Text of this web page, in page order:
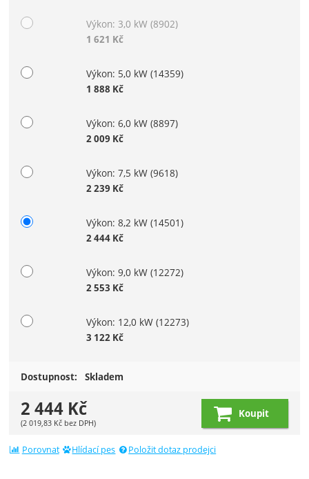
Výkon: 3,0 kW(8902)
1 621 Kč
Výkon: 5,0 kW(14359)
1 888 Kč
Výkon: 6,0 kW(8897)
2 009 Kč
Výkon: 7,5 kW(9618)
2 239 Kč
Výkon: 8,2 kW(14501)
2 444 Kč
Výkon: 9,0 kW(12272)
2 553 Kč
Výkon: 12,0 kW(12273)
3 122 Kč
Dostupnost: Skladem
2 444 Kč
(2 019,83 Kč bez DPH)
Koupit
Porovnat Hlídací pes Položit dotaz prodejci